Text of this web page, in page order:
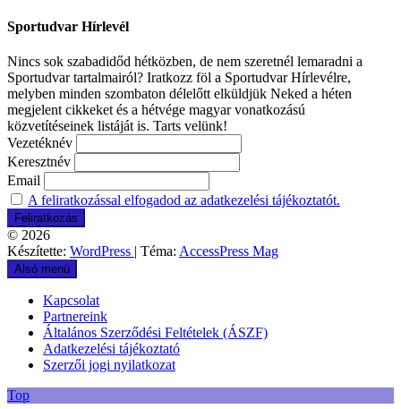
Sportudvar Hírlevél
Nincs sok szabadidőd hétközben, de nem szeretnél lemaradni a
Sportudvar tartalmairól? Iratkozz föl a Sportudvar Hírlevélre,
melyben minden szombaton délelőtt elküldjük Neked a héten
megjelent cikkeket és a hétvége magyar vonatkozású
közvetítéseinek listáját is. Tarts velünk!
Vezetéknév
Keresztnév
Email
A feliratkozással elfogadod az adatkezelési tájékoztatót.
© 2026
Készítette: WordPress | Téma: AccessPress Mag
Alsó menü
Kapcsolat
Partnereink
Általános Szerződési Feltételek (ÁSZF)
Adatkezelési tájékoztató
Szerzői jogi nyilatkozat
Top